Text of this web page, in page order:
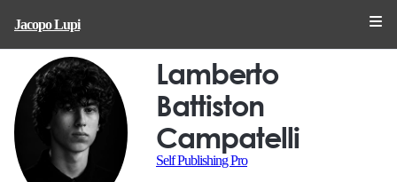
Jacopo Lupi
Lamberto
Battiston
Campatelli
Self Publishing Pro